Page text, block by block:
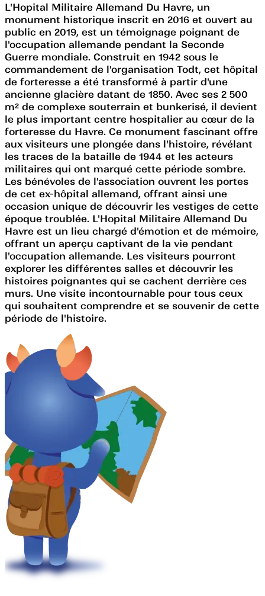
L'Hopital Militaire Allemand Du Havre, un
monument historique inscrit en 2016 et ouvert au
public en 2019, est un témoignage poignant de
l'occupation allemande pendant la Seconde
Guerre mondiale. Construit en 1942 sous le
commandement de l'organisation Todt, cet hôpital
de forteresse a été transformé à partir d'une
ancienne glacière datant de 1850. Avec ses 2 500
m² de complexe souterrain et bunkerisé, il devient
le plus important centre hospitalier au cœur de la
forteresse du Havre. Ce monument fascinant offre
aux visiteurs une plongée dans l'histoire, révélant
les traces de la bataille de 1944 et les acteurs
militaires qui ont marqué cette période sombre.
Les bénévoles de l'association ouvrent les portes
de cet ex-hôpital allemand, offrant ainsi une
occasion unique de découvrir les vestiges de cette
époque troublée. L'Hopital Militaire Allemand Du
Havre est un lieu chargé d'émotion et de mémoire,
offrant un aperçu captivant de la vie pendant
l'occupation allemande. Les visiteurs pourront
explorer les différentes salles et découvrir les
histoires poignantes qui se cachent derrière ces
murs. Une visite incontournable pour tous ceux
qui souhaitent comprendre et se souvenir de cette
période de l'histoire.